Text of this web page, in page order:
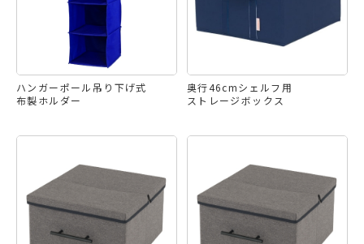
ハンガーポール吊り下げ式
布製ホルダー
奥行46cmシェルフ用
ストレージボックス